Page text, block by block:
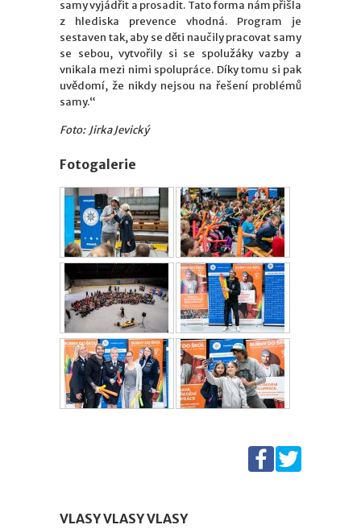
samy vyjádřit a prosadit. Tato forma nám přišla
z hlediska prevence vhodná. Program je
sestaven tak, aby se děti naučily pracovat samy
se sebou, vytvořily si se spolužáky vazby a
vnikala mezi nimi spolupráce. Díky tomu si pak
uvědomí, že nikdy nejsou na řešení problémů
samy.“
Foto: Jirka Jevický
Fotogalerie
VLASY VLASY VLASY